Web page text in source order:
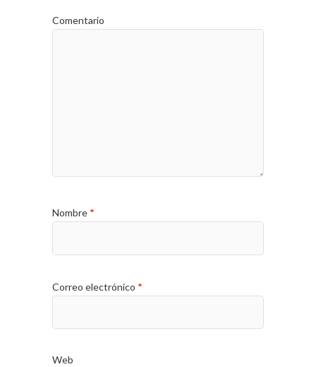
Comentario
Nombre *
Correo electrónico *
Web